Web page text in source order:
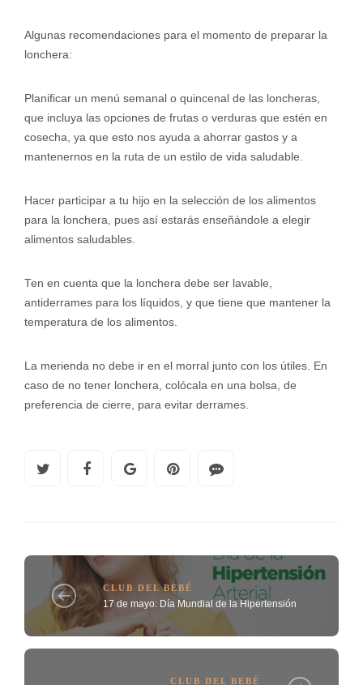
Algunas recomendaciones para el momento de preparar la
lonchera:
Planificar un menú semanal o quincenal de las loncheras,
que incluya las opciones de frutas o verduras que estén en
cosecha, ya que esto nos ayuda a ahorrar gastos y a
mantenernos en la ruta de un estilo de vida saludable.
Hacer participar a tu hijo en la selección de los alimentos
para la lonchera, pues así estarás enseñándole a elegir
alimentos saludables.
Ten en cuenta que la lonchera debe ser lavable,
antiderrames para los líquidos, y que tiene que mantener la
temperatura de los alimentos.
La merienda no debe ir en el morral junto con los útiles. En
caso de no tener lonchera, colócala en una bolsa, de
preferencia de cierre, para evitar derrames.
CLUB DEL BEBÉ
17 de mayo: Día Mundial de la Hipertensión
CLUB DEL BEBÉ